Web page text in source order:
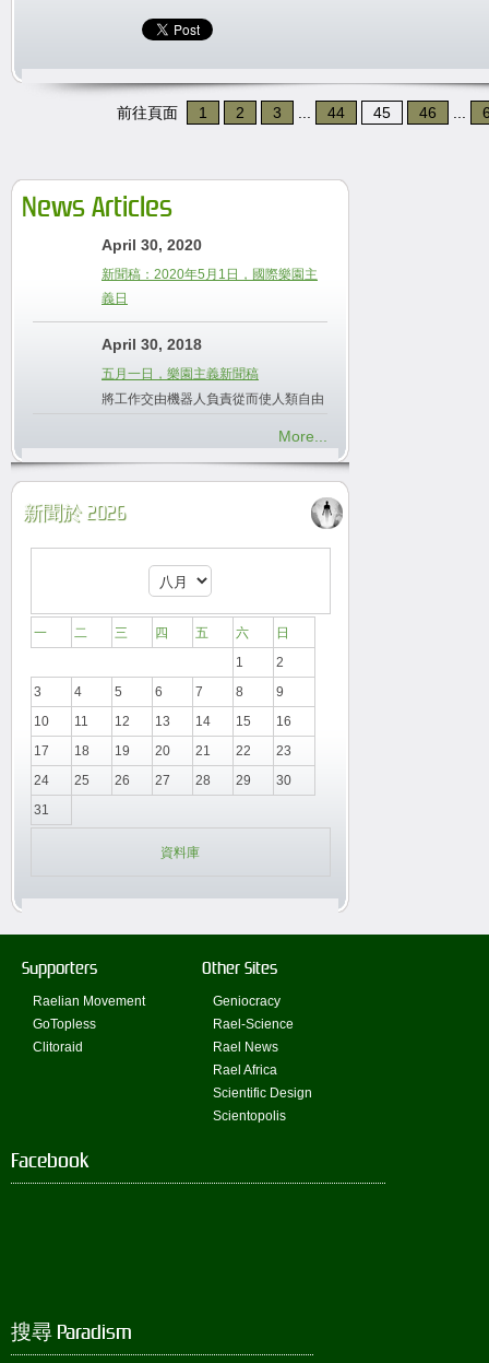
前往頁面 1 2 3 44 45 46
News Articles
April 30, 2020
新聞稿：2020年5月1日，國際樂園主
義日
April 30, 2018
五月一日，樂園主義新聞稿
將工作交由機器人負責從而使人類自由
More...
新聞於 2026
一 二 三 四 五 六
日
1
2
3
4 5 6 7 8
9
10
11 12 13 14 15
16
17
18 19 20 21 22
23
24
25 26 27 28 29
30
31
資料庫
Supporters
Raelian Movement
GoTopless
Clitoraid
Other Sites
Geniocracy
Rael-Science
Rael News
Rael Africa
Scientific Design
Scientopolis
Facebook
搜尋 Paradism